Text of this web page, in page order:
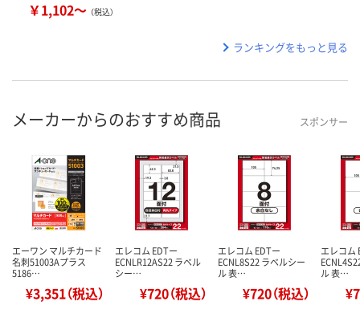
￥1,102～ （税込）
ランキングをもっと見る
メーカーからのおすすめ商品 スポンサー
エーワン マルチカード
名刺51003Aプラス
5186…
¥3,351（税込）
エレコム EDTー
ECNLR12AS22 ラベル
シー…
¥720（税込）
エレコム EDTー
ECNL8S22 ラベルシー
ル 表…
¥720（税込）
エレコム
ル 表…